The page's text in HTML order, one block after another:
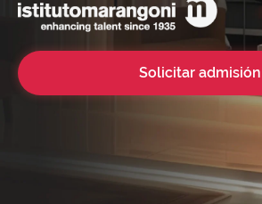
Solicitar admisión